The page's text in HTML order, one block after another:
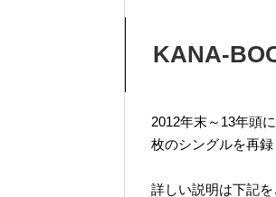
KANA-
2012年末～13年頭
枚のシングルを再
詳しい説明は下記